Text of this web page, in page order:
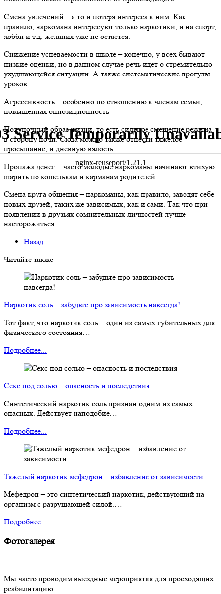
Смена увлечений – а то и потеря интереса к ним. Как
правило, наркомана интересуют только наркотики, и на спорт,
хобби и т.д. желания уже не остается.
Снижение успеваемости в школе – конечно, у всех бывают
низкие оценки, но в данном случае речь идет о стремительно
ухудшающейся ситуации. А также систематические прогулы
уроков.
Агрессивность – особенно по отношению к членам семьи,
повышенная оппозиционность.
Полуночный образ жизни, то есть сильное смещение режима
в сторону ночи. Сюда можно также отнести тяжелое
просыпание, и дневную вялость.
Пропажа денег – часто молодые наркоманы начинают втихую
шарить по кошелькам и карманам родителей.
Смена круга общения – наркоманы, как правило, заводят себе
новых друзей, таких же зависимых, как и сами. Так что при
появлении в друзьях сомнительных личностей лучше
насторожиться.
Назад
Читайте также
Наркотик соль – забудьте про зависимость навсегда!
Тот факт, что наркотик соль – один из самых губительных для
физического состояния…
Подробнее...
Секс под солью – опасность и последствия
Синтетический наркотик соль признан одним из самых
опасных. Действует наподобие…
Подробнее...
Тяжелый наркотик мефедрон – избавление от зависимости
Мефедрон – это синтетический наркотик, действующий на
организм с разрушающей силой.…
Подробнее...
Фотогалерея
Мы часто проводим выездные мероприятия для прооходящих
реабилитацию